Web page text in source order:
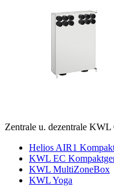
Zentrale u. dezentrale
Helios AIR1
KWL EC
KWL MultiZoneBox
KWL Yoga